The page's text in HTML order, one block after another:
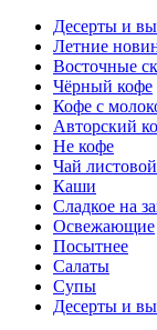
Десерты и
Летние
Восточные
Чёрный кофе
Кофе с
Авторский
Не кофе
Чай листовой
Каши
Сладкое на
Освежающие
Посытнее
Салаты
Супы
Десерты и